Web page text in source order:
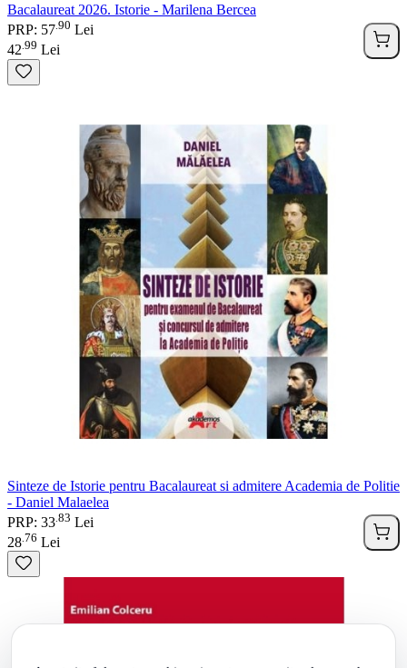
Bacalaureat 2026. Istorie - Marilena Bercea
PRP: 57 90 Lei
42 99 Lei
Sinteze de Istorie pentru Bacalaureat si admitere Academia de Politie
- Daniel Malaelea
PRP: 33 83 Lei
28 76 Lei